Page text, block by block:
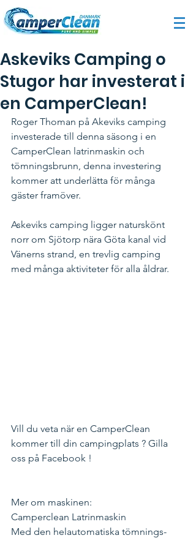
Askeviks Camping o
Stugor har investerat i
en CamperClean!
Roger Thoman på Akeviks camping
investerade till denna säsong i en
CamperClean latrinmaskin och
tömningsbrunn, denna investering
kommer att underlätta för många
gäster framöver.
Askeviks camping ligger naturskönt
norr om Sjötorp nära Göta kanal vid
Vänerns strand, en trevlig camping
med många aktiviteter för alla åldrar.
Vill du veta när en CamperClean
kommer till din campingplats ? Gilla
oss på Facebook !
Mer om maskinen:
Camperclean Latrinmaskin​
Med den helautomatiska tömnings-